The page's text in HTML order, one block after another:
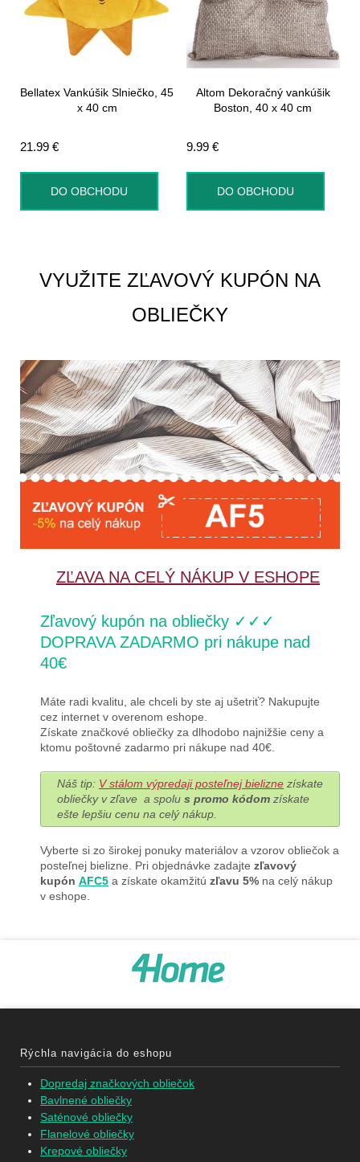
Bellatex Vankúšik Slniečko, 45
x 40 cm
21.99 €
DO OBCHODU
Altom Dekoračný vankúšik
Boston, 40 x 40 cm
9.99 €
DO OBCHODU
VYUŽITE ZĽAVOVÝ KUPÓN NA
OBLIEČKY
ZĽAVA NA CELÝ NÁKUP V ESHOPE
Zľavový kupón na obliečky ✓✓✓
DOPRAVA ZADARMO pri nákupe nad
40€
Máte radi kvalitu, ale chceli by ste aj ušetriť? Nakupujte
cez internet v overenom eshope.
Získate značkové obliečky za dlhodobo najnižšie ceny a
ktomu poštovné zadarmo pri nákupe nad 40€.
Náš tip: V stálom výpredaji posteľnej bielizne získate
obliečky v zľave a spolu s promo kódom získate
ešte lepšiu cenu na celý nákup.
Vyberte si zo širokej ponuky materiálov a vzorov obliečok a
posteľnej bielizne. Pri objednávke zadajte zľavový
kupón AFC5 a získate okamžitú zľavu 5% na celý nákup
v eshope.
Rýchla navigácia do eshopu
Dopredaj značkových obliečok
Bavlnené obliečky
Saténové obliečky
Flanelové obliečky
Krepové obliečky